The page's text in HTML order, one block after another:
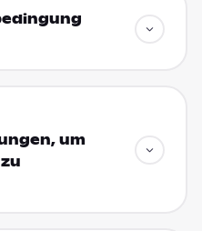
um